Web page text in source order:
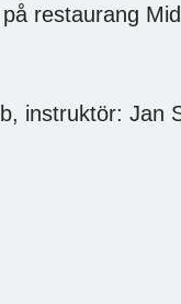
restaurang
instruktör: Jan